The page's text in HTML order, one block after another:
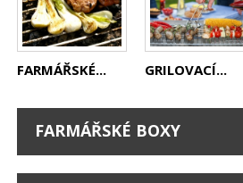
FARMÁŘSKÉ... GRILOVACÍ...
FARMÁŘSKÉ BOXY